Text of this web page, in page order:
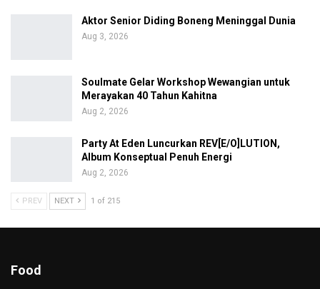
Aktor Senior Diding Boneng Meninggal Dunia
Aug 3, 2026
Soulmate Gelar Workshop Wewangian untuk
Merayakan 40 Tahun Kahitna
Aug 2, 2026
Party At Eden Luncurkan REV[E/O]LUTION,
Album Konseptual Penuh Energi
Aug 2, 2026
PREV NEXT 1 of 215
Food